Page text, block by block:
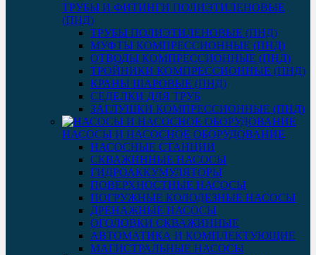
ТРУБЫ И ФИТИНГИ ПОЛИЭТИЛЕНОВЫЕ
(ПНД)
ТРУБЫ ПОЛИЭТИЛЕНОВЫЕ (ПНД)
МУФТЫ КОМПРЕССИОННЫЕ (ПНД)
ОТВОДЫ КОМПРЕССИОННЫЕ (ПНД)
ТРОЙНИКИ КОМПРЕССИОННЫЕ (ПНД)
КРАНЫ ШАРОВЫЕ (ПНД)
СЕДЕЛКИ ДЛЯ ТРУБ
ЗАГЛУШКИ КОМПРЕССИОННЫЕ (ПНД)
НАСОСЫ И НАСОСНОЕ ОБОРУДОВАНИЕ
НАСОСНЫЕ СТАНЦИИ
СКВАЖИННЫЕ НАСОСЫ
ГИДРОАККУМУЛЯТОРЫ
ПОВЕРХНОСТНЫЕ НАСОСЫ
ПОГРУЖНЫЕ КОЛОДЕЗНЫЕ НАСОСЫ
ДРЕНАЖНЫЕ НАСОСЫ
ОГОЛОВКИ СКВАЖИННЫЕ
АВТОМАТИКА И КОМПЛЕКТУЮЩИЕ
МАГИСТРАЛЬНЫЕ НАСОСЫ